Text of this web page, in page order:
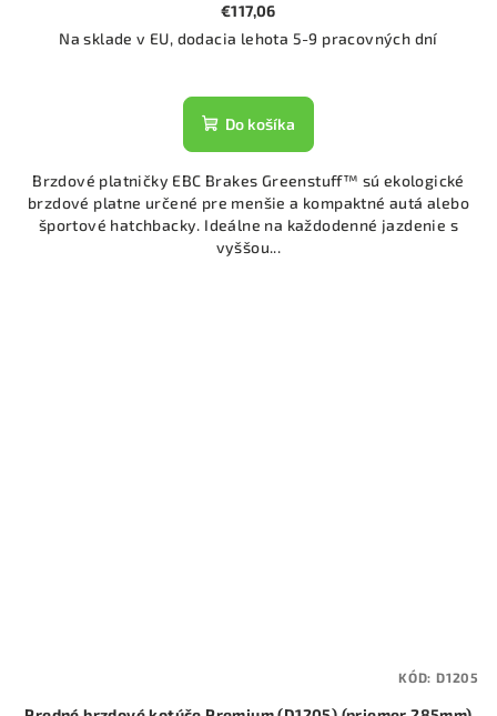
€117,06
Na sklade v EU, dodacia lehota 5-9 pracovných dní
Do košíka
Brzdové platničky EBC Brakes Greenstuff™ sú ekologické
brzdové platne určené pre menšie a kompaktné autá alebo
športové hatchbacky. Ideálne na každodenné jazdenie s
vyššou...
KÓD: D1205